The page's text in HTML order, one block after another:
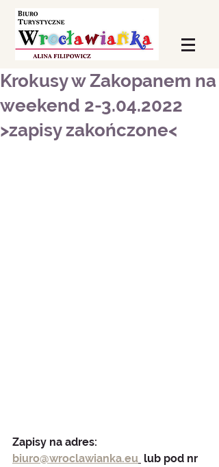
Krokusy w Zakopanem na
weekend 2-3.04.2022
>zapisy zakończone<
Zapisy na adres:
biuro@wroclawianka.eu lub pod nr